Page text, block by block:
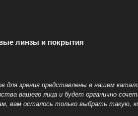
линзы и покрытия
для зрения представлены в нашем
вашего лица и будет органично
вам осталось только выбрать такую,